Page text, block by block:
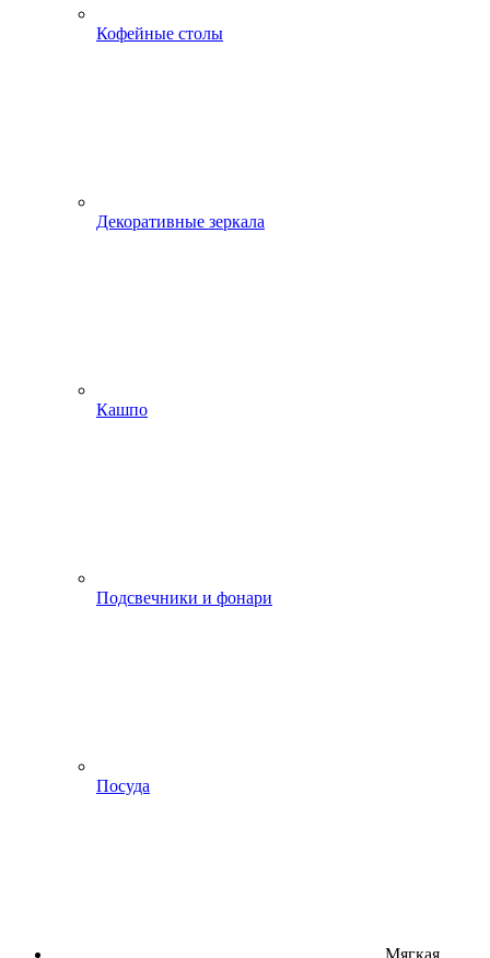
Кофейные столы
Декоративные зеркала
Кашпо
Подсвечники и фонари
Посуда
Мягкая